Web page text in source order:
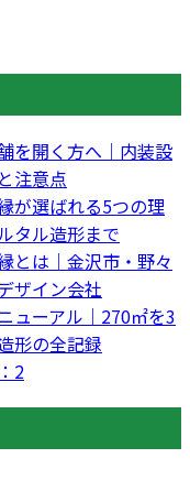
を開く方へ｜内装設
注意点
が選ばれる5つの理
タル造形まで
とは｜金沢市・野々
ザイン会社
ューアル｜270㎡を3
形の全記録
2